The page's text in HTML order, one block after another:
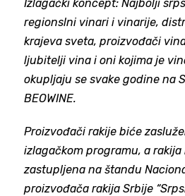
Izlagački koncept: Najbolji
regionslni vinari i vinarije,
krajeva sveta, proizvođači
ljubitelji vina i oni kojima je
okupljaju se svake godine na
BEOWINE.
Proizvođači rakije biće
izlagačkom programu, a
zastupljena na štandu
proizvođača rakija Srbije